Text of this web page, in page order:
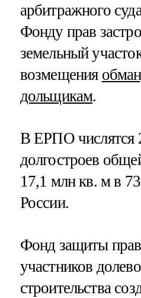
арбитражного
Фонду прав
земельный
возмещения
дольщикам.
В ЕРПО числятся
долгостроев
17,1 млн кв. м в
России.
Фонд защиты
участников
строительства